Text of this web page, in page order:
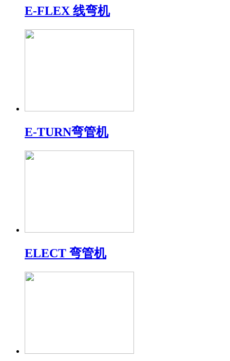
E-FLEX 线弯机
E-TURN弯管机
ELECT 弯管机